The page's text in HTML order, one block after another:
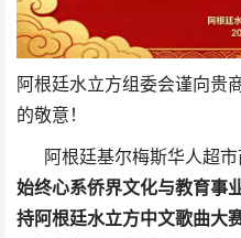
阿根廷水立方组委会谨向贵
的敬意！
阿根廷基尔梅斯华人超市
始终心系侨界文化与教育事
持阿根廷水立方中文歌曲大